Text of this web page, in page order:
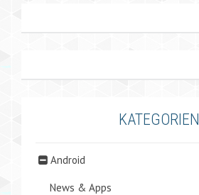
KATEGORIEN
Android
News & Apps